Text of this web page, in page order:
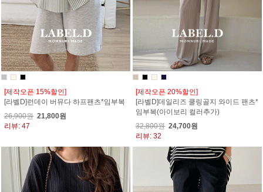
[제작오픈 15%할인]
[라벨D]런데이 버뮤다 하프팬츠*임부복
26,900원 21,800원
리뷰: 47
[제작오픈 20%할인]
[라벨D]데일리즈 쿨링골지 와이드 팬츠*
임부복(아이보리 컬러추가)
32,800원 24,700원
리뷰: 32